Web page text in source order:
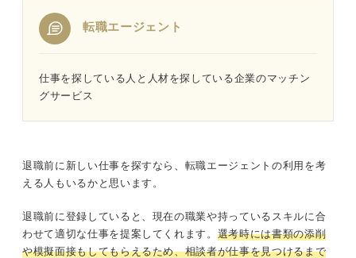
転職エージェント
仕事を探している人と人材を探している企業のマッチン
グサービス
退職前に新しい仕事を探すなら、転職エージェントの利用を考
える人もいるかと思います。
退職前に登録していると、現在の職業や持っているスキルに合
わせて適切な仕事を提案してくれます。 選考時には書類の添削
や模擬面接もしてもらえるため、相談者が仕事を見つけるまで